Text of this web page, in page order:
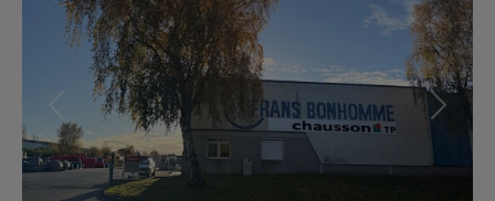
Précédent Suivant